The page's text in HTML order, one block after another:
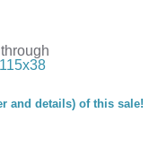
and details) of this sale!